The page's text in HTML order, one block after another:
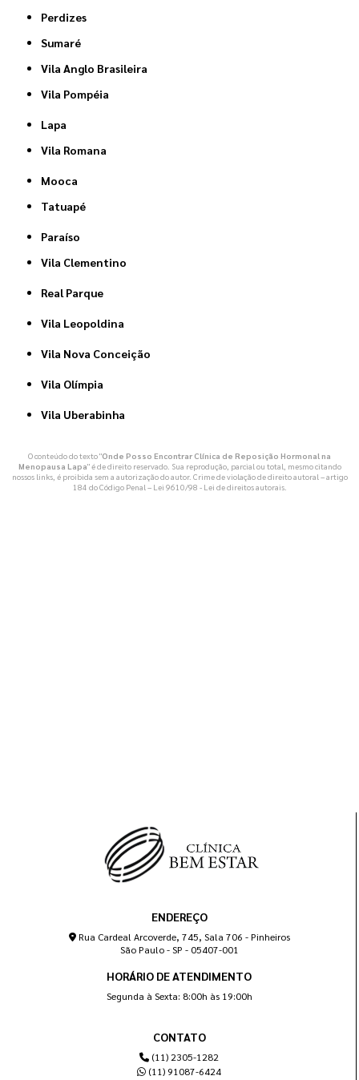
Perdizes
Sumaré
Vila Anglo Brasileira
Vila Pompéia
Lapa
Vila Romana
Mooca
Tatuapé
Paraíso
Vila Clementino
Real Parque
Vila Leopoldina
Vila Nova Conceição
Vila Olímpia
Vila Uberabinha
O conteúdo do texto "Onde Posso Encontrar Clínica de Reposição Hormonal na
Menopausa Lapa" é de direito reservado. Sua reprodução, parcial ou total, mesmo citando
nossos links, é proibida sem a autorização do autor. Crime de violação de direito autoral – artigo
184 do Código Penal – Lei 9610/98 - Lei de direitos autorais.
ENDEREÇO
Rua Cardeal Arcoverde, 745, Sala 706 - Pinheiros
São Paulo - SP - 05407-001
HORÁRIO DE ATENDIMENTO
Segunda à Sexta: 8:00h às 19:00h
CONTATO
(11) 2305-1282
(11) 91087-6424